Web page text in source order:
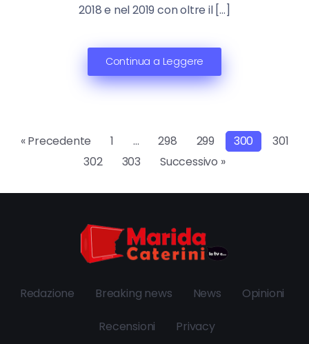
2018 e nel 2019 con oltre il […]
Continua a Leggere
« Precedente 1 … 298 299 300
301
302
303 Successivo »
Redazione Breaking news News Opinioni
Recensioni Privacy